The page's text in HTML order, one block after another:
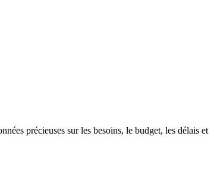
précieuses sur les besoins, le budget, les délais et